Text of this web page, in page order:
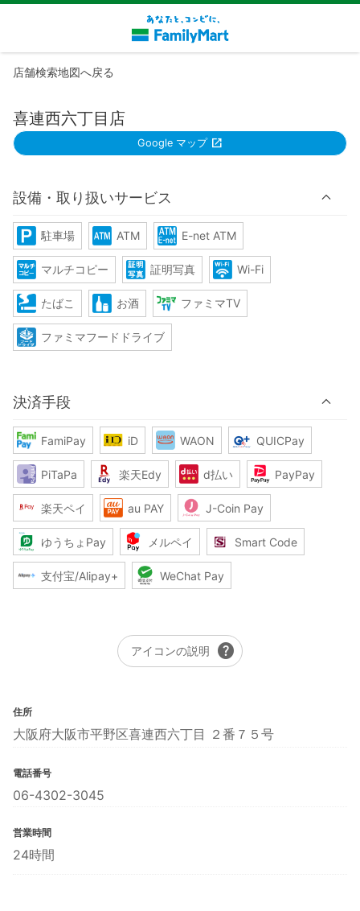
店舗検索地図へ戻る
喜連西六丁目店
Google マップ
設備・取り扱いサービス
駐車場 ATM E-net ATM
マルチコピー 証明写真 Wi-Fi
たばこ お酒 ファミマTV
ファミマフードドライブ
決済手段
FamiPay iD WAON QUICPay
PiTaPa 楽天Edy d払い PayPay
楽天ペイ au PAY J-Coin Pay
ゆうちょPay メルペイ Smart Code
支付宝/Alipay+ WeChat Pay
アイコンの説明 help
住所
大阪府大阪市平野区喜連西六丁目 ２番７５号
電話番号
06-4302-3045
営業時間
24時間